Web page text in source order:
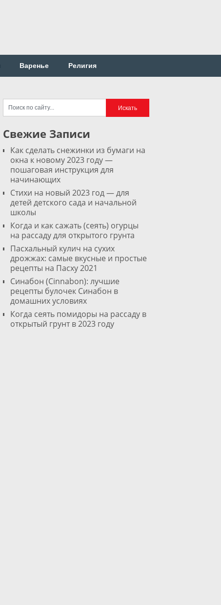
Варенье Религия
Свежие Записи
Как сделать снежинки из бумаги на
окна к новому 2023 году —
пошаговая инструкция для
начинающих
Стихи на новый 2023 год — для
детей детского сада и начальной
школы
Когда и как сажать (сеять) огурцы
на рассаду для открытого грунта
Пасхальный кулич на сухих
дрожжах: самые вкусные и простые
рецепты на Пасху 2021
Cинабон (Cinnabon): лучшие
рецепты булочек Синабон в
домашних условиях
Когда сеять помидоры на рассаду в
открытый грунт в 2023 году